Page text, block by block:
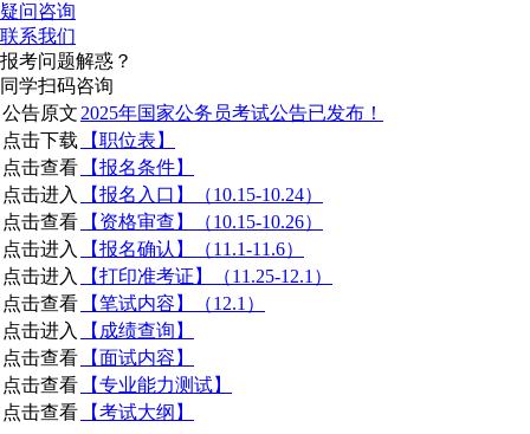
疑问咨询
联系我们
报考问题解惑？
同学扫码咨询
公告原文 2025年国家公务员考试公告已发布！
点击下载
【职位表】
点击查看
【报名条件】
点击进入
【报名入口】（10.15-10.24）
点击查看
【资格审查】（10.15-10.26）
点击进入
【报名确认】（11.1-11.6）
点击进入
【打印准考证】（11.25-12.1）
点击查看
【笔试内容】（12.1）
点击进入
【成绩查询】
点击查看
【面试内容】
点击查看
【专业能力测试】
点击查看
【考试大纲】